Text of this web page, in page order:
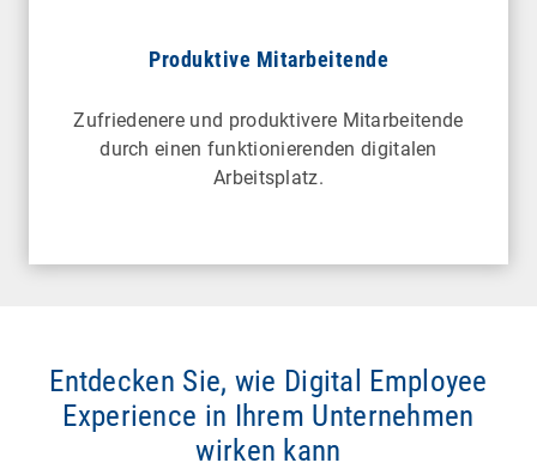
Produktive Mitarbeitende
Zufriedenere und produktivere Mitarbeitende
durch einen funktionierenden digitalen
Arbeitsplatz.
Entdecken Sie, wie Digital Employee
Experience in Ihrem Unternehmen
wirken kann